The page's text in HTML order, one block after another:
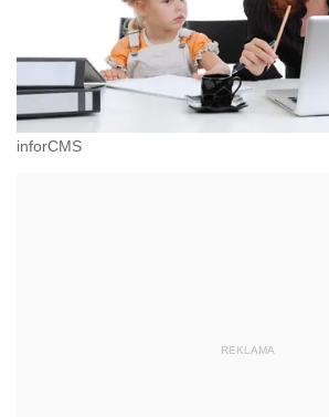
inforCMS